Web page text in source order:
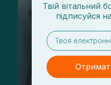
Твій вітальний
підписуйся на
email